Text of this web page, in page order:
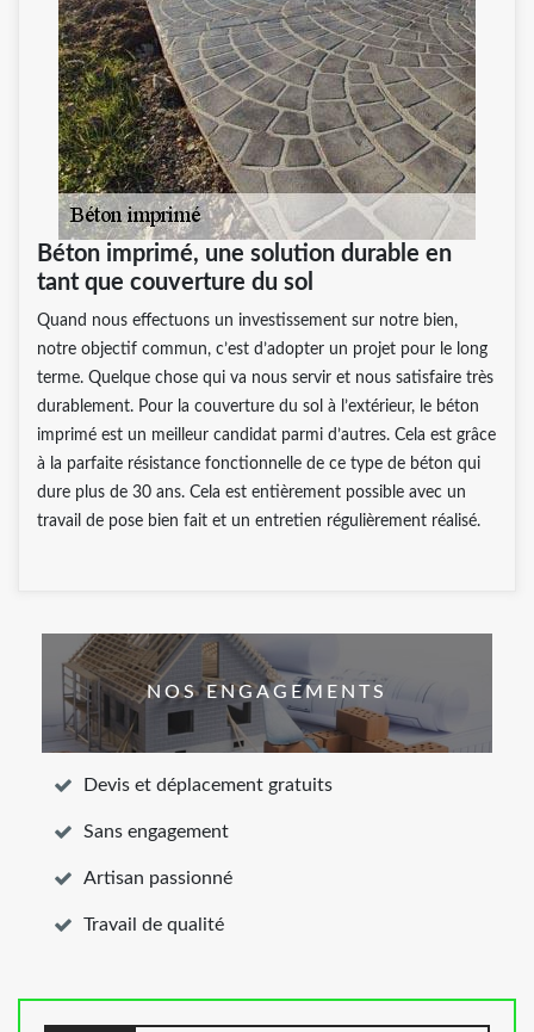
Béton imprimé, une solution durable en
tant que couverture du sol
Quand nous effectuons un investissement sur notre bien,
notre objectif commun, c’est d’adopter un projet pour le long
terme. Quelque chose qui va nous servir et nous satisfaire très
durablement. Pour la couverture du sol à l’extérieur, le béton
imprimé est un meilleur candidat parmi d’autres. Cela est grâce
à la parfaite résistance fonctionnelle de ce type de béton qui
dure plus de 30 ans. Cela est entièrement possible avec un
travail de pose bien fait et un entretien régulièrement réalisé.
NOS ENGAGEMENTS
Devis et déplacement gratuits
Sans engagement
Artisan passionné
Travail de qualité